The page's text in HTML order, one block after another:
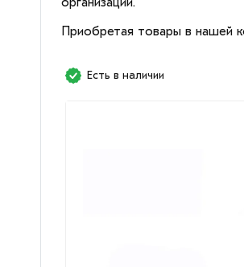
Приобретая товары в нашей
Есть в наличии